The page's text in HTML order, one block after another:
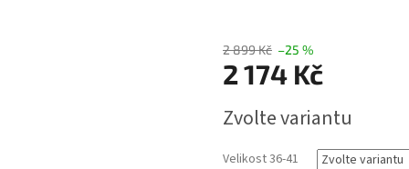
2 899 Kč –25 %
2 174 Kč
cena:
Zvolte variantu
Velikost 36-41